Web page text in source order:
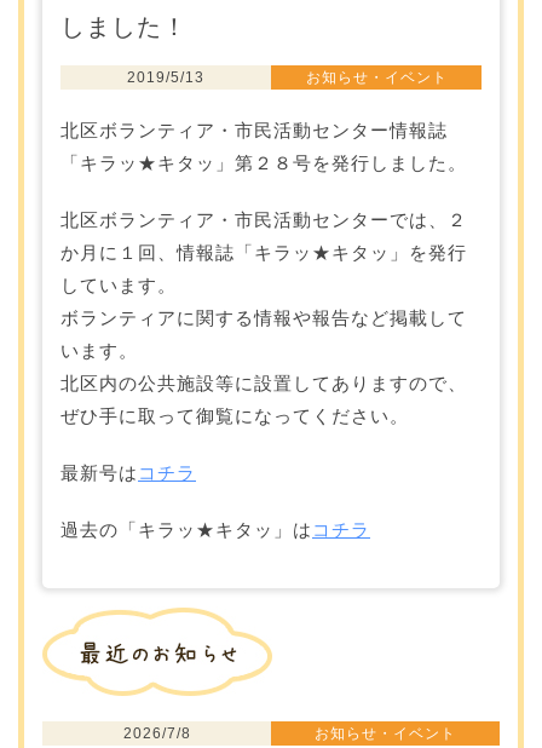
しました！
2019/5/13 お知らせ・イベント
北区ボランティア・市民活動センター情報誌
「キラッ★キタッ」第２８号を発行しました。
北区ボランティア・市民活動センターでは、２
か月に１回、情報誌「キラッ★キタッ」を発行
しています。
ボランティアに関する情報や報告など掲載して
います。
北区内の公共施設等に設置してありますので、
ぜひ手に取って御覧になってください。
最新号は コチラ
過去の「キラッ★キタッ」は コチラ
2026/7/8 お知らせ・イベント